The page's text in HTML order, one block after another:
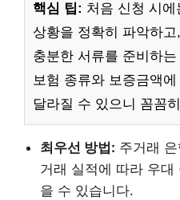
핵심 팁: 처음 신청 시
상황을 정확히 파악하
충분한 서류를 준비하
보험 종류와 보증금액
달라질 수 있으니 꼼꼼
최우선 방법: 주거래
거래 실적에 따라 우
을 수 있습니다.